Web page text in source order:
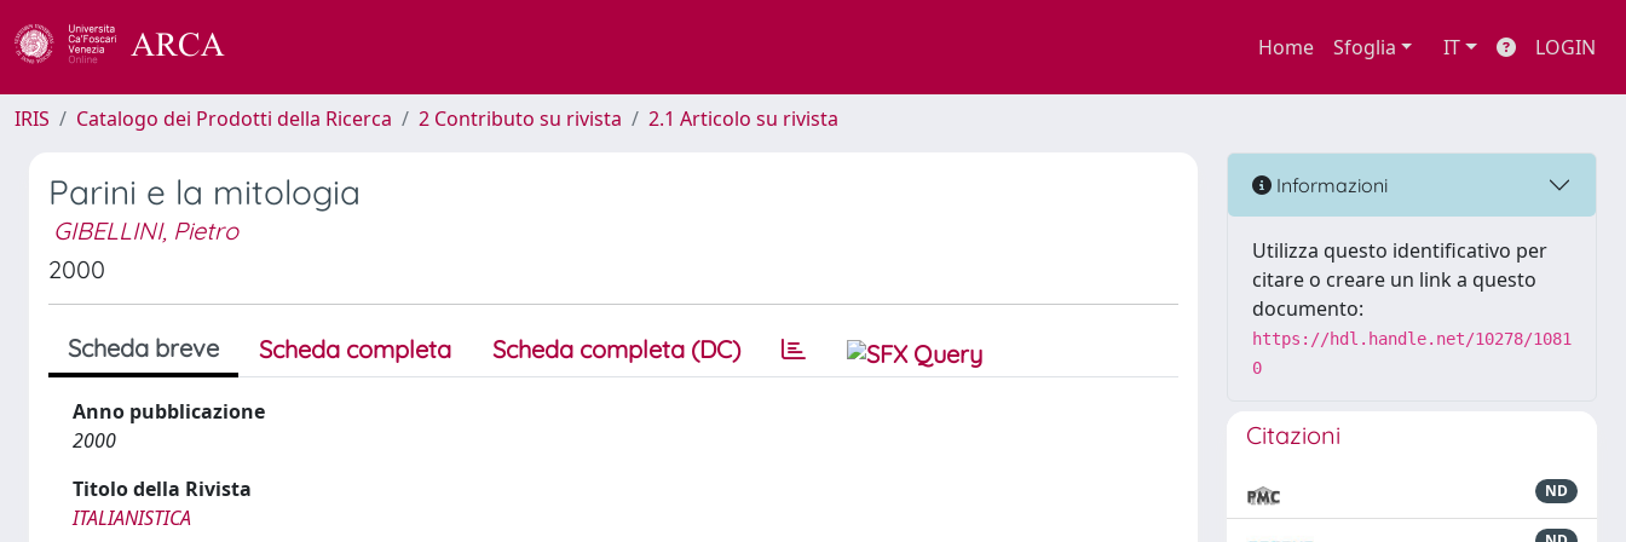
Home Sfoglia IT LOGIN
IRIS Catalogo dei Prodotti della Ricerca 2 Contributo su rivista 2.1 Articolo su rivista
Parini e la mitologia
GIBELLINI, Pietro
2000
Scheda breve Scheda completa Scheda completa (DC)
Anno pubblicazione
2000
Titolo della Rivista
ITALIANISTICA
Informazioni
Utilizza questo identificativo per
citare o creare un link a questo
documento:
https://hdl.handle.net/10278/1081
0
Citazioni
ND